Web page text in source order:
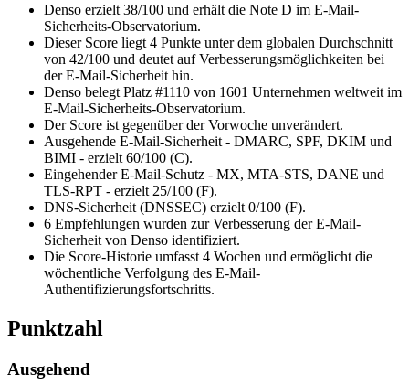
Denso erzielt 38/100 und erhält die Note D im E-Mail-
Sicherheits-Observatorium.
Dieser Score liegt 4 Punkte unter dem globalen Durchschnitt
von 42/100 und deutet auf Verbesserungsmöglichkeiten bei
der E-Mail-Sicherheit hin.
Denso belegt Platz #1110 von 1601 Unternehmen weltweit im
E-Mail-Sicherheits-Observatorium.
Der Score ist gegenüber der Vorwoche unverändert.
Ausgehende E-Mail-Sicherheit - DMARC, SPF, DKIM und
BIMI - erzielt 60/100 (C).
Eingehender E-Mail-Schutz - MX, MTA-STS, DANE und
TLS-RPT - erzielt 25/100 (F).
DNS-Sicherheit (DNSSEC) erzielt 0/100 (F).
6 Empfehlungen wurden zur Verbesserung der E-Mail-
Sicherheit von Denso identifiziert.
Die Score-Historie umfasst 4 Wochen und ermöglicht die
wöchentliche Verfolgung des E-Mail-
Authentifizierungsfortschritts.
Punktzahl
Ausgehend